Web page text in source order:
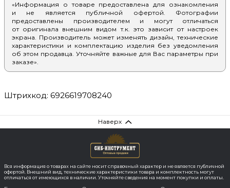
Штрихкод: 6926619708240
«Информация о товаре предоставлена для ознакомления
и не является публичной офертой. Фотографии
предоставлены производителем и могут отличаться
от оригинала внешним видом т.к. это зависит от настроек
экрана. Производитель может изменять дизайн, технические
характеристики и комплектацию изделия без уведомления
об этом продавца. Уточняйте важные для Вас параметры при
заказе».
Наверх
Вся информация о товарах на сайте носит справочный характер и не является публичной
офертой. Внешний вид, технические характеристики товара и комплектность могут
отличаться от имеющихся в наличии. Уточняйте сведения на момент покупки и оплаты.